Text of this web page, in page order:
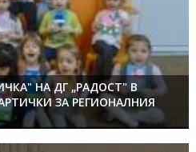
НА ДГ „РАДОСТ" В
ЗА РЕГИОНАЛНИЯ